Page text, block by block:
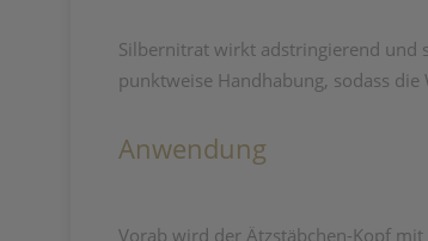
Silbernitrat wirkt adstringierend und
punktweise Handhabung, sodass
Anwendung
Vorab wird der Ätzstäbchen-Kopf